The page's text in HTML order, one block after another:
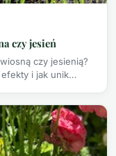
czy jesień
czy jesienią?
i jak unik…